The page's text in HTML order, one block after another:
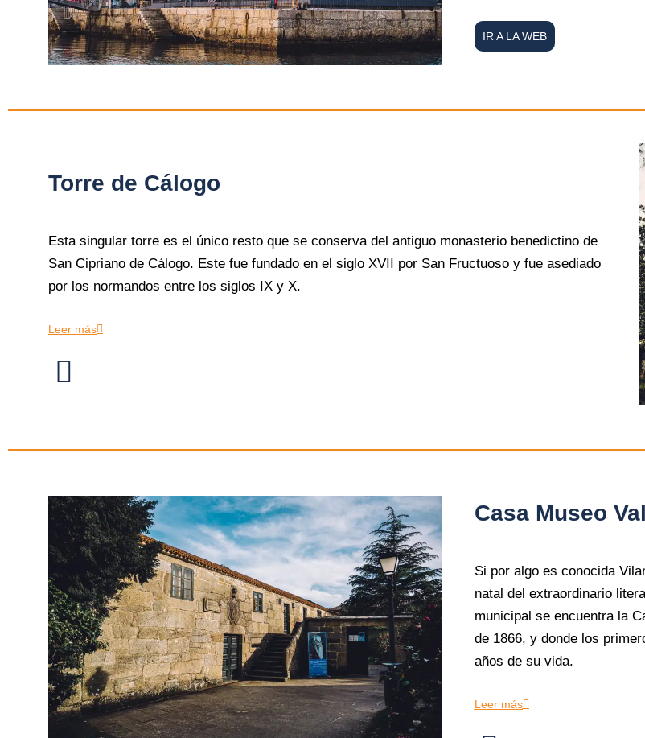
IR A LA WEB
Torre de Cálogo
Esta singular torre es el único resto que se conserva del antiguo monasterio benedictino de
San Cipriano de Cálogo. Este fue fundado en el siglo XVII por San Fructuoso y fue asediado
por los normandos entre los siglos IX y X.
Leer más
Casa Museo
Si por algo es conocida
natal del extraordinario
municipal se encuentra la
de 1866, y donde los
años de su vida.
Leer más